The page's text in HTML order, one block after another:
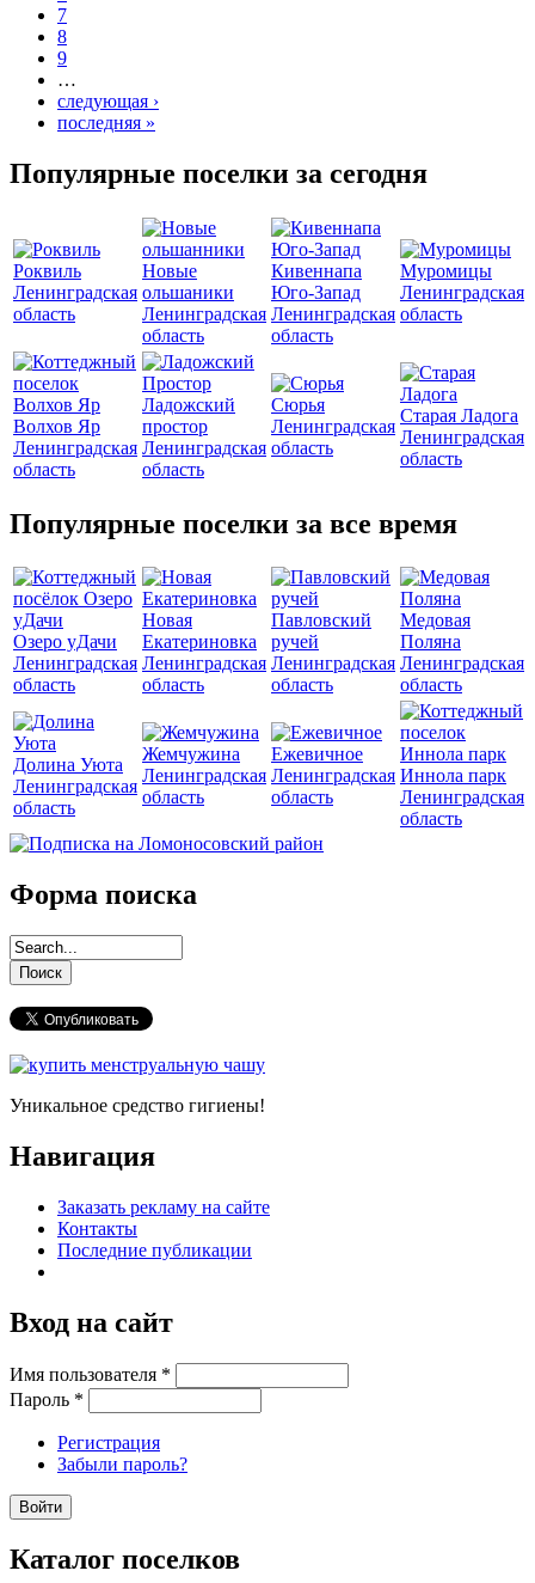
7
8
9
…
следующая ›
последняя »
Популярные поселки за сегодня
Роквиль
Ленинградская
область
Новые
ольшаники
Ленинградская
область
Кивеннапа
Юго-Запад
Ленинградская
область
Муромицы
Ленинградская
область
Волхов Яр
Ленинградская
область
Ладожский
простор
Ленинградская
область
Сюрья
Ленинградская
область
Старая Ладога
Ленинградская
область
Популярные поселки за все время
Озеро уДачи
Ленинградская
область
Новая
Екатериновка
Ленинградская
область
Павловский
ручей
Ленинградская
область
Медовая
Поляна
Ленинградская
область
Долина Уюта
Ленинградская
область
Жемчужина
Ленинградская
область
Ежевичное
Ленинградская
область
Иннола парк
Ленинградская
область
Форма поиска
Уникальное средство гигиены!
Навигация
Заказать рекламу на сайте
Контакты
Последние публикации
Вход на сайт
Имя пользователя *
Пароль *
Регистрация
Забыли пароль?
Каталог поселков